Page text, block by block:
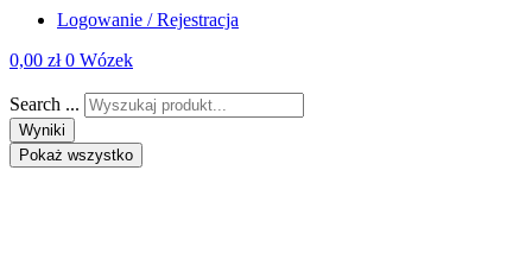
Logowanie / Rejestracja
0,00 zł 0 Wózek
Search ...
Wyniki
Pokaż wszystko